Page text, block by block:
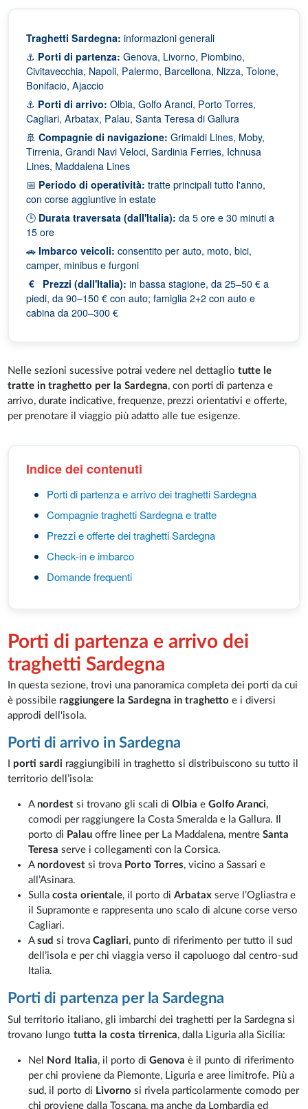
Traghetti Sardegna: informazioni generali
⚓ Porti di partenza: Genova, Livorno, Piombino,
Civitavecchia, Napoli, Palermo, Barcellona, Nizza, Tolone,
Bonifacio, Ajaccio
⚓ Porti di arrivo: Olbia, Golfo Aranci, Porto Torres,
Cagliari, Arbatax, Palau, Santa Teresa di Gallura
🚢Compagnie di navigazione: Grimaldi Lines, Moby,
Tirrenia, Grandi Navi Veloci, Sardinia Ferries, Ichnusa
Lines, Maddalena Lines
📅 Periodo di operatività: tratte principali tutto l'anno,
con corse aggiuntive in estate
🕒 Durata traversata (dall'Italia): da 5 ore e 30 minuti a
15 ore
🚗Imbarco veicoli: consentito per auto, moto, bici,
camper, minibus e furgoni
€
Prezzi (dall'Italia): in bassa stagione, da 25–50 € a
piedi, da 90–150 € con auto; famiglia 2+2 con auto e
cabina da 200–300 €
Nelle sezioni sucessive potrai vedere nel dettagliotutte le
tratte in traghetto per la Sardegna, con porti di partenza e
arrivo, durate indicative, frequenze, prezzi orientativi e offerte,
per prenotare il viaggio più adatto alle tue esigenze.
Indice dei contenuti
Porti di partenza e arrivo dei traghetti Sardegna
Compagnie traghetti Sardegna e tratte
Prezzi e offerte dei traghetti Sardegna
Check-in e imbarco
Domande frequenti
Porti di partenza e arrivo dei
traghetti Sardegna
In questa sezione, trovi una panoramica completa dei porti da cui
è possibile raggiungere la Sardegna in traghetto e i diversi
approdi dell'isola.
Porti di arrivo in Sardegna
porti sardi raggiungibili in traghetto si distribuiscono su tutto il
territorio dell’isola:
A nordest si trovano gli scali diOlbia eGolfo Aranci,
comodi per raggiungere la Costa Smeralda e la Gallura. Il
porto di Palau offre linee per La Maddalena, mentreSanta
Teresa serve i collegamenti con la Corsica.
A nordovest si trova Porto Torres, vicino a Sassari e
all’Asinara.
Sullacosta orientale, il porto diArbatax serve l’Ogliastra e
il Supramonte e rappresenta uno scalo di alcune corse verso
Cagliari.
Asud si trovaCagliari, punto di riferimento per tutto il sud
dell’isola e per chi viaggia verso il capoluogo dal centro-sud
Italia.
Porti di partenza per la Sardegna
Sul territorio italiano, gli imbarchi dei traghetti per la Sardegna si
trovano lungotutta la costa tirrenica, dalla Liguria alla Sicilia:
Nel Nord Italia, il porto diGenova è il punto di riferimento
per chi proviene da Piemonte, Liguria e aree limitrofe. Più a
sud, il porto di Livorno si rivela particolarmente comodo per
chi proviene dalla Toscana, ma anche da Lombardia ed